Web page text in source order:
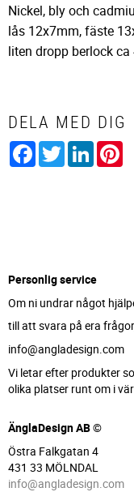
Nickel, bly och
lås 12x7mm, fäste
liten dropp berlock
DELA MED DIG
Facebook
TwitterLinkedIn
Personlig service
Om ni undrar något
till att svara på era
info@angladesign.com
Vi letar efter produkter
olika platser runt om i
ÄnglaDesign AB ©
Östra Falkgatan 4
431 33 MÖLNDAL
info@angladesign.com